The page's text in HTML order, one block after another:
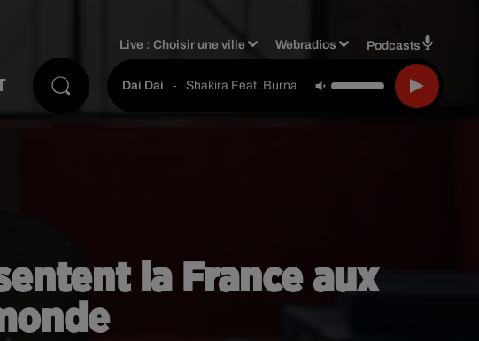
Live :Choisir une ville Webradios Podcasts
Dai Dai - Shakira Feat. Burna Boy
la France aux